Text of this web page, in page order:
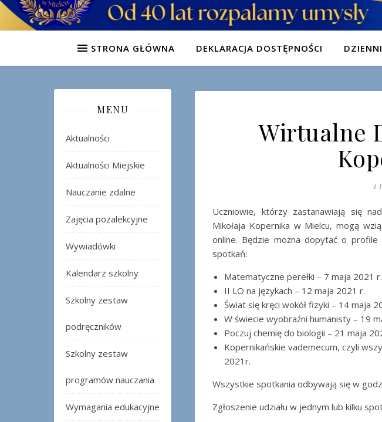
STRONA GŁÓWNA DEKLARACJA DOSTĘPNOŚCI
MENU
Aktualności
Aktualności Miejskie
Nauczanie zdalne
Zajęcia pozalekcyjne
Wywiadówki
Kalendarz szkolny
Szkolny zestaw
podręczników
Szkolny zestaw
programów nauczania
Wymagania edukacyjne
Wirtualne
1
Uczniowie, którzy zastanawiają się
Mikołaja Kopernika w Mielcu, mogą
online. Będzie można dopytać o
spotkań:
Matematyczne perełki – 7 maja 2021 r.
II LO na językach – 12 maja 2021 r.
Świat się kręci wokół fizyki – 14 maja
W świecie wyobraźni humanisty – 19
Poczuj chemię do biologii – 21 maja
Kopernikańskie vademecum, czyli
2021r.
Wszystkie spotkania odbywają się w
Zgłoszenie udziału w jednym lub kilku